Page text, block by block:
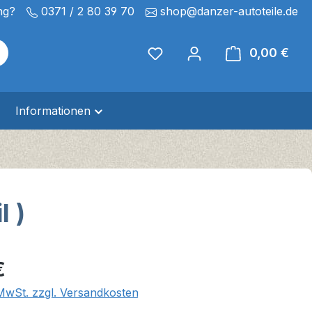
0371 / 2 80 39 70 shop@danzer-autoteile.de
0,00 €
Informationen
)
zzgl. Versandkosten